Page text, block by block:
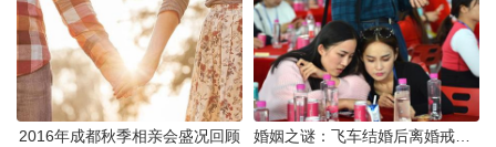
2016年成都秋季相亲会盛况回顾